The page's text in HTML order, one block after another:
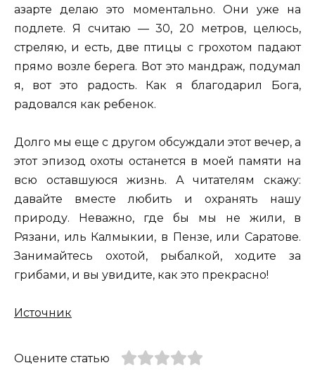
азарте делаю это моментально. Они уже на
подлете. Я считаю — 30, 20 метров, целюсь,
стреляю, и есть, две птицы с грохотом падают
прямо возле берега. Вот это мандраж, подумал
я, вот это радость. Как я благодарил Бога,
радовался как ребенок.
Долго мы еще с другом обсуждали этот вечер, а
этот эпизод охоты останется в моей памяти на
всю оставшуюся жизнь. А читателям скажу:
давайте вместе любить и охранять нашу
природу. Неважно, где бы мы не жили, в
Рязани, иль Калмыкии, в Пензе, или Саратове.
Занимайтесь охотой, рыбалкой, ходите за
грибами, и вы увидите, как это прекрасно!
Источник
Оцените статью